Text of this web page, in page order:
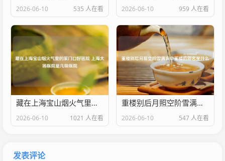
2026-06-10 535 人在看 2026-06-10 959 人在看
藏在上海宝山烟火气里的家门口好医院 上海大场医院是几级医院
2026-06-10 1021 人在看
重楼别后月照空阶雪满衣中重楼的别名是什么
2026-06-10 547 人在看
发表评论